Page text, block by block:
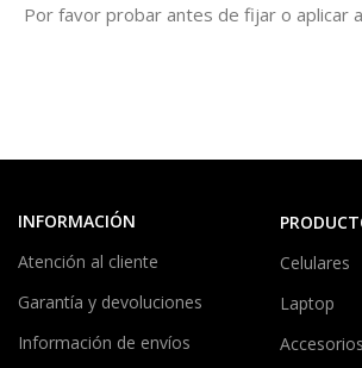
Por favor probar antes de fijar o aplicar
INFORMACIÓN
Atención al cliente
Garantía y devoluciones
Información de envíos
Celulares
Laptop
Accesorios